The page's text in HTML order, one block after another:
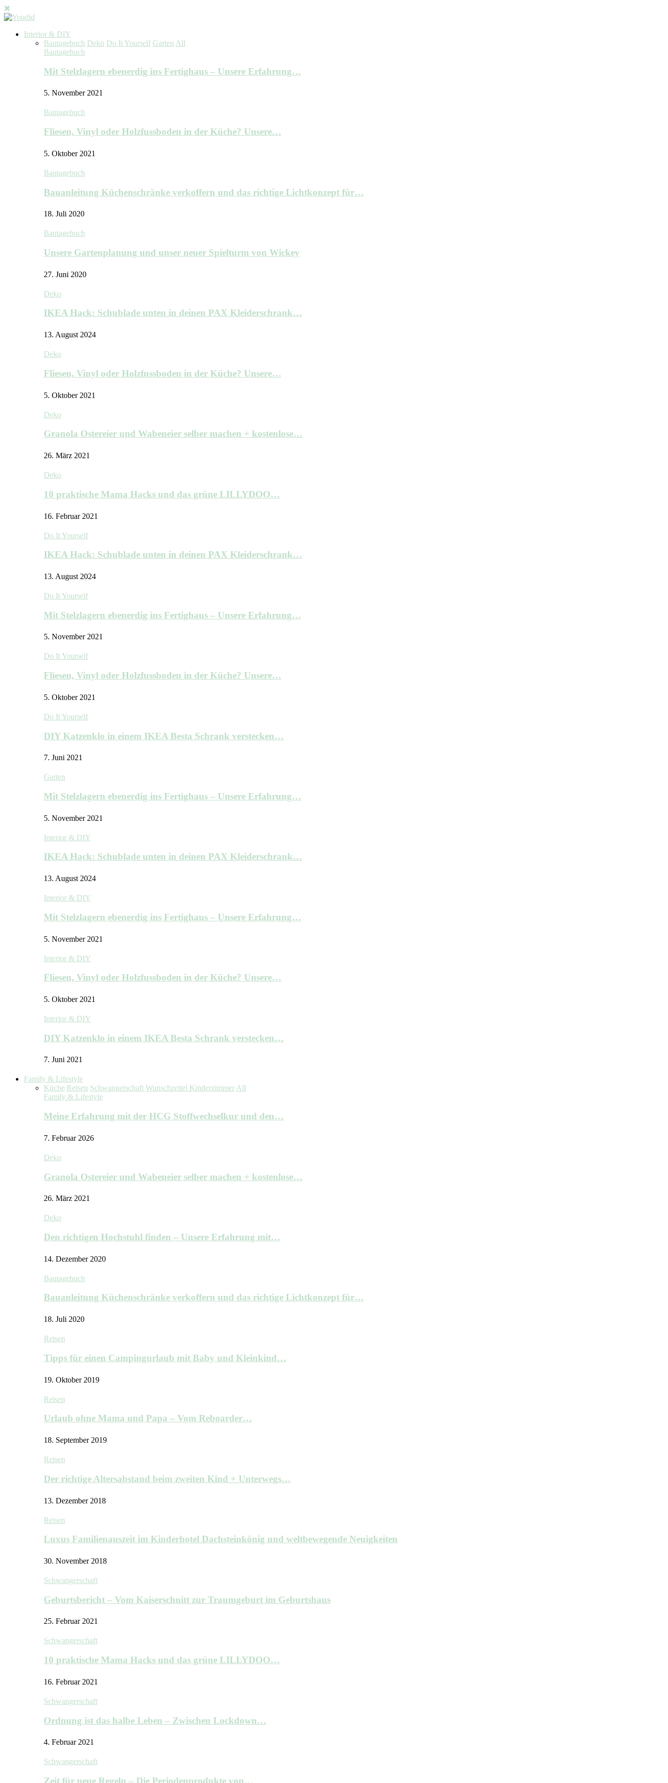
Interior & DIY
Bautagebuch Deko Do It Yourself Garten All
Bautagebuch
Mit Stelzlagern ebenerdig ins Fertighaus – Unsere Erfahrung…
5. November 2021
Bautagebuch
Fliesen, Vinyl oder Holzfussboden in der Küche? Unsere…
5. Oktober 2021
Bautagebuch
Bauanleitung Küchenschränke verkoffern und das richtige Lichtkonzept für…
18. Juli 2020
Bautagebuch
Unsere Gartenplanung und unser neuer Spielturm von Wickey
27. Juni 2020
Deko
IKEA Hack: Schublade unten in deinen PAX Kleiderschrank…
13. August 2024
Deko
Fliesen, Vinyl oder Holzfussboden in der Küche? Unsere…
5. Oktober 2021
Deko
Granola Ostereier und Wabeneier selber machen + kostenlose…
26. März 2021
Deko
10 praktische Mama Hacks und das grüne LILLYDOO…
16. Februar 2021
Do It Yourself
IKEA Hack: Schublade unten in deinen PAX Kleiderschrank…
13. August 2024
Do It Yourself
Mit Stelzlagern ebenerdig ins Fertighaus – Unsere Erfahrung…
5. November 2021
Do It Yourself
Fliesen, Vinyl oder Holzfussboden in der Küche? Unsere…
5. Oktober 2021
Do It Yourself
DIY Katzenklo in einem IKEA Besta Schrank verstecken…
7. Juni 2021
Garten
Mit Stelzlagern ebenerdig ins Fertighaus – Unsere Erfahrung…
5. November 2021
Interior & DIY
IKEA Hack: Schublade unten in deinen PAX Kleiderschrank…
13. August 2024
Interior & DIY
Mit Stelzlagern ebenerdig ins Fertighaus – Unsere Erfahrung…
5. November 2021
Interior & DIY
Fliesen, Vinyl oder Holzfussboden in der Küche? Unsere…
5. Oktober 2021
Interior & DIY
DIY Katzenklo in einem IKEA Besta Schrank verstecken…
7. Juni 2021
Family & Lifestyle
Küche Reisen Schwangerschaft Wunschzettel KinderzimmerAll
Family & Lifestyle
Meine Erfahrung mit der HCG Stoffwechselkur und den…
7. Februar 2026
Deko
Granola Ostereier und Wabeneier selber machen + kostenlose…
26. März 2021
Deko
Den richtigen Hochstuhl finden – Unsere Erfahrung mit…
14. Dezember 2020
Bautagebuch
Bauanleitung Küchenschränke verkoffern und das richtige Lichtkonzept für…
18. Juli 2020
Reisen
Tipps für einen Campingurlaub mit Baby und Kleinkind…
19. Oktober 2019
Reisen
Urlaub ohne Mama und Papa – Vom Reboarder…
18. September 2019
Reisen
Der richtige Altersabstand beim zweiten Kind + Unterwegs…
13. Dezember 2018
Reisen
Luxus Familienauszeit im Kinderhotel Dachsteinkönig und weltbewegende Neuigkeiten
30. November 2018
Schwangerschaft
Geburtsbericht – Vom Kaiserschnitt zur Traumgeburt im Geburtshaus
25. Februar 2021
Schwangerschaft
10 praktische Mama Hacks und das grüne LILLYDOO…
16. Februar 2021
Schwangerschaft
Ordnung ist das halbe Leben – Zwischen Lockdown…
4. Februar 2021
Schwangerschaft
Zeit für neue Regeln – Die Periodenprodukte von…